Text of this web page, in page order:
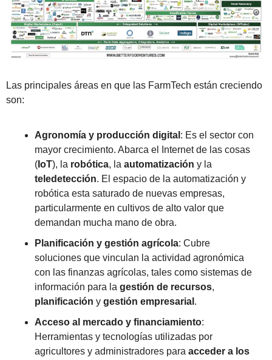
Las principales áreas en que las FarmTech están creciendo
son:
Agronomía y producción digital : Es el sector con
mayor crecimiento. Abarca el Internet de las cosas
( IoT), la robótica, la automatización
teledetección. El espacio de la automatización y
robótica esta saturado de nuevas empresas,
particularmente en cultivos de alto valor que
demandan mucha mano de obra.
Planificación y gestión agrícola: Cubre
soluciones que vinculan la actividad agronómica
con las finanzas agrícolas, tales como sistemas de
información para la gestión de recursos
planificación y gestión empresarial .
Acceso al mercado y financiamiento:
Herramientas y tecnologías utilizadas por
agricultores y administradores para acceder a los